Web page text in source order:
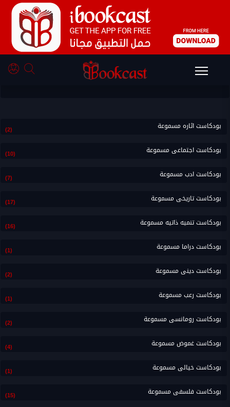
أحدث بودكاست تراث
بودكاست اثاره مسموعة (2)
بودكاست اجتماعى مسموعة (10)
بودكاست ادب مسموعة (7)
بودكاست تاريخى مسموعة (17)
بودكاست تنميه ذاتيه مسموعة (16)
بودكاست دراما مسموعة (1)
بودكاست دينى مسموعة (2)
بودكاست رعب مسموعة (1)
بودكاست رومانسى مسموعة (2)
بودكاست غموض مسموعة (4)
بودكاست خيالى مسموعة (1)
بودكاست فلسفى مسموعة (15)